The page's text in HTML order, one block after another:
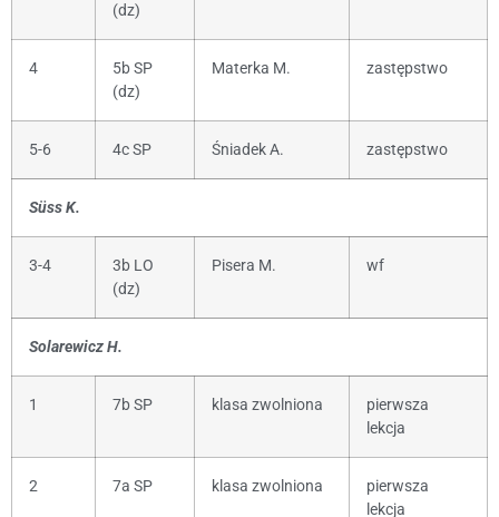
(dz)
4
5b SP
(dz)
Materka M. zastępstwo
5-6 4c SP Śniadek A. zastępstwo
Süss K.
3-4
3b LO
(dz)
Pisera M. wf
Solarewicz H.
1 7b SP klasa zwolniona
pierwsza
lekcja
2 7a SP klasa zwolniona
pierwsza
lekcja